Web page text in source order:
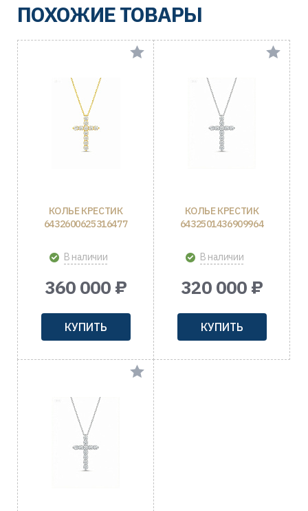
ПОХОЖИЕ ТОВАРЫ
КОЛЬЕ КРЕСТИК
6432600625316477
В наличии
360 000 ₽
КУПИТЬ
КОЛЬЕ КРЕСТИК
6432501436909964
В наличии
320 000 ₽
КУПИТЬ